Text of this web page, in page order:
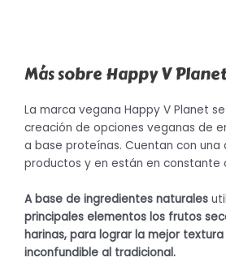
Más sobre Happy V
La marca vegana Happy V Planet
creación de opciones veganas de
a base proteínas. Cuentan con una
productos y en están en constante
A base de ingredientes naturales
principales elementos los frutos
harinas, para lograr la mejor
inconfundible al tradicional.